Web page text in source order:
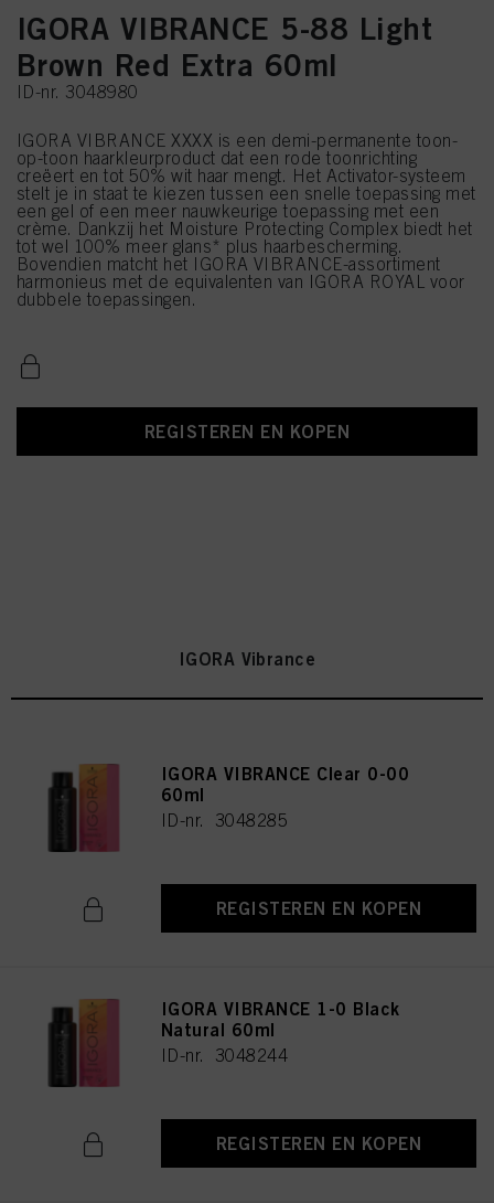
IGORA VIBRANCE 5-88 Light
Brown Red Extra 60ml
ID-nr. 3048980
IGORA VIBRANCE XXXX is een demi-permanente toon-
op-toon haarkleurproduct dat een rode toonrichting
creëert en tot 50% wit haar mengt. Het Activator-systeem
stelt je in staat te kiezen tussen een snelle toepassing met
een gel of een meer nauwkeurige toepassing met een
crème. Dankzij het Moisture Protecting Complex biedt het
tot wel 100% meer glans* plus haarbescherming.
Bovendien matcht het IGORA VIBRANCE-assortiment
harmonieus met de equivalenten van IGORA ROYAL voor
dubbele toepassingen.
REGISTEREN EN KOPEN
IGORA Vibrance
IGORA VIBRANCE Clear 0-00
60ml
ID-nr. 3048285
REGISTEREN EN KOPEN
IGORA VIBRANCE 1-0 Black
Natural 60ml
ID-nr. 3048244
REGISTEREN EN KOPEN